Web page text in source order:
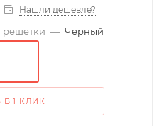
Нашли дешевле?
решетки — Черный
В 1 КЛИК